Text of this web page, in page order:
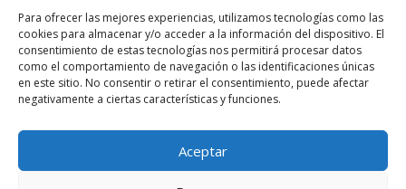
Para ofrecer las mejores experiencias, utilizamos tecnologías como las
cookies para almacenar y/o acceder a la información del dispositivo. El
consentimiento de estas tecnologías nos permitirá procesar datos
como el comportamiento de navegación o las identificaciones únicas
en este sitio. No consentir o retirar el consentimiento, puede afectar
negativamente a ciertas características y funciones.
Aceptar
SÍGUENOS